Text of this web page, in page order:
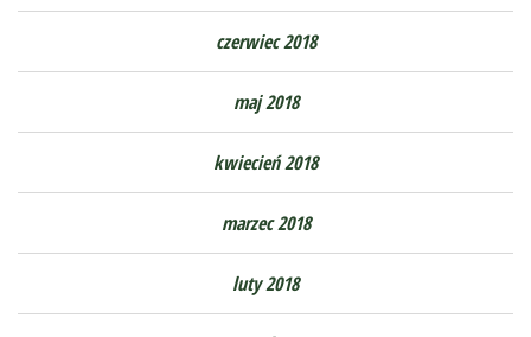
czerwiec 2018
maj 2018
kwiecień 2018
marzec 2018
luty 2018